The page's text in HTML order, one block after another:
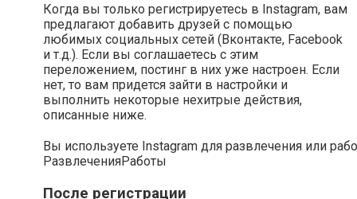
Когда вы только регистрируетесь в Instagram, вам
предлагают добавить друзей с помощью
любимых социальных сетей (Вконтакте, Facebook
и т.д.). Если вы соглашаетесь с этим
переложением, постинг в них уже настроен. Если
нет, то вам придется зайти в настройки и
выполнить некоторые нехитрые действия,
описанные ниже.
Вы используете Instagram для развлечения или
РазвлеченияРаботы
После регистрации